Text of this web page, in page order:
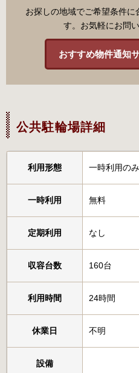
お探しの地域でご希望条件に
す。お気軽にお問
おすすめ物件通知
公共駐輪場詳細
利用形態 一時利用のみ
一時利用 無料
定期利用 なし
収容台数 160台
利用時間 24時間
休業日 不明
設備